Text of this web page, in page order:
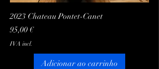
2023 Chateau Pontet-Canet
Preço
95,00 €
IVA incl.
Adicionar ao carrinho